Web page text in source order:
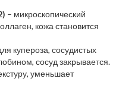
– микроскопический
кожа становится
купероза, сосудистых
сосуд закрывается.
уменьшает